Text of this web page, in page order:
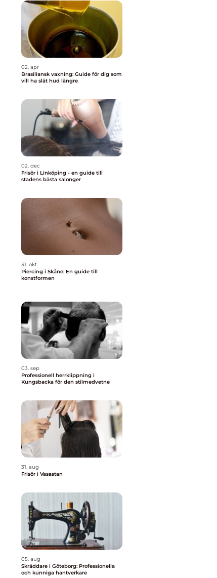
02. apr
Brasiliansk vaxning: Guide för dig som
vill ha slät hud längre
02. dec
Frisör i Linköping - en guide till
stadens bästa salonger
31. okt
Piercing i Skåne: En guide till
konstformen
03. sep
Professionell herrklippning i
Kungsbacka för den stilmedvetne
31. aug
Frisör i Vasastan
05. aug
Skräddare i Göteborg: Professionella
och kunniga hantverkare